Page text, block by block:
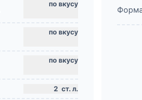
2 ст. л.